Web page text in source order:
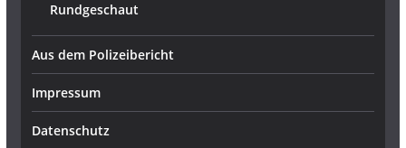
Rundgeschaut
Aus dem Polizeibericht
Impressum
Datenschutz